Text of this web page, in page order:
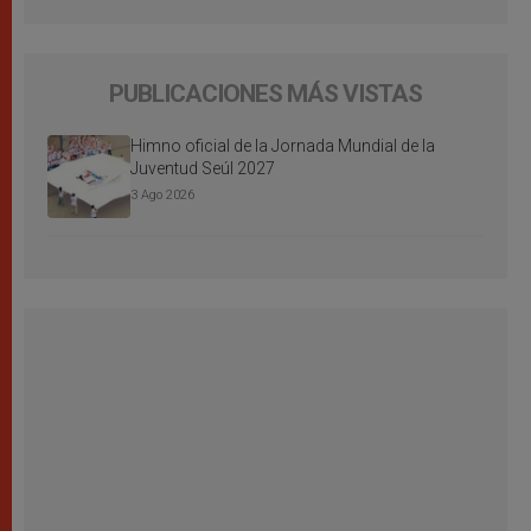
PUBLICACIONES MÁS VISTAS
Himno oficial de la Jornada Mundial de la
Juventud Seúl 2027
3 Ago 2026